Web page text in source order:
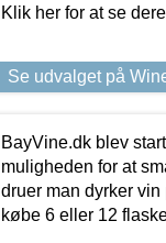
Klik her for at se
Se udvalget på
BayVine.dk blev
muligheden for at
druer man dyrker
købe 6 eller 12